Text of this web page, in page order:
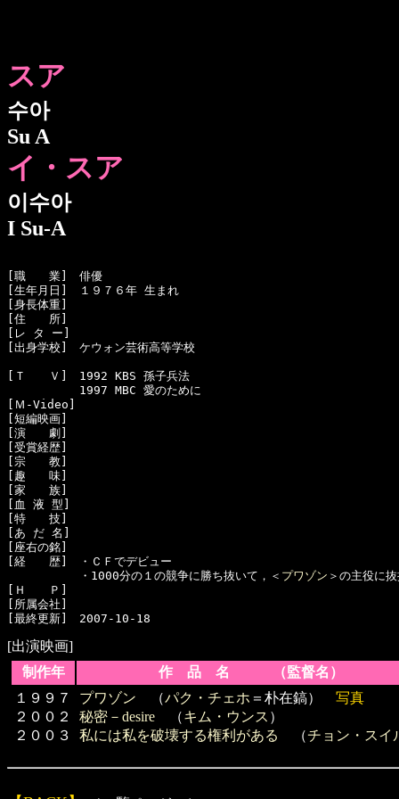
スア
수아
Su A
イ・スア
이수아
I Su-A
[職　　業]　俳優
[生年月日]　１９７６年 生まれ
[身長体重]
[住　　所]
[レ タ ー]
[出身学校]　ケウォン芸術高等学校
[Ｔ　　Ｖ]　1992 KBS 孫子兵法
  　　　　　1997 MBC 愛のために
[Ｍ-Video]
[短編映画]
[演　　劇]
[受賞経歴]
[宗　　教]
[趣　　味]
[家　　族]
[血 液 型]
[特　　技]
[あ だ 名]
[座右の銘]
[経　　歴]　・ＣＦでデビュー
  　　　　　・1000分の１の競争に勝ち抜いて，＜
プワゾン ＞の主役に
[Ｈ　　Ｐ]
[所属会社]
[出演映画]
制作年
作 品 名 （監督名）
１９９７
２００２
２００３
プワゾン （パク・チェホ ＝朴在鎬）写真
秘密－desire （キム・ウンス ）
私には私を破壊する権利がある
（チョン・スイ